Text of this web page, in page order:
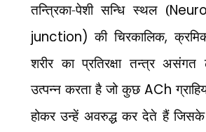
तन्त्रिका-पेशी सन्धि स्थल (
junction)की चिरकालिक,
शरीर का प्रतिरक्षा तन्त्र असंगत
उत्पन्न करता है जो कुछ ACh
होकर उन्हें अवरुद्ध कर देते हैं